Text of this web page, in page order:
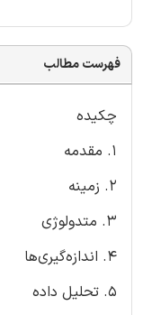
فهرست مطالب
چکیده
1. مقدمه
2. زمینه
3. متدولوژی
4. اندازه‌گیری‌ها
5. تحلیل داده